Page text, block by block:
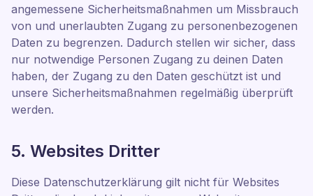
angemessene Sicherheitsmaßnahmen um Missbrauch
von und unerlaubten Zugang zu personenbezogenen
Daten zu begrenzen. Dadurch stellen wir sicher, dass
nur notwendige Personen Zugang zu deinen Daten
haben, der Zugang zu den Daten geschützt ist und
unsere Sicherheitsmaßnahmen regelmäßig überprüft
werden.
5. Websites Dritter
Diese Datenschutzerklärung gilt nicht für Websites